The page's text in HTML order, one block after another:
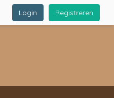
Registreren
Login